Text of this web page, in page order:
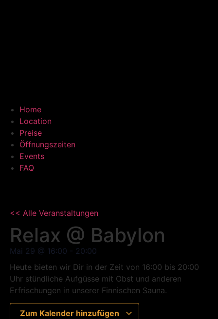
Home
Location
Preise
Öffnungszeiten
Events
FAQ
<< Alle Veranstaltungen
Relax @ Babylon
Mai 29 @ 16:00 - 20:00
Heute bieten wir Dir in der Zeit von 16:00 bis 20:00
Uhr stündliche Aufgüsse mit Obst und anderen
Erfrischungen in unserer Finnischen Sauna.
Zum Kalender hinzufügen